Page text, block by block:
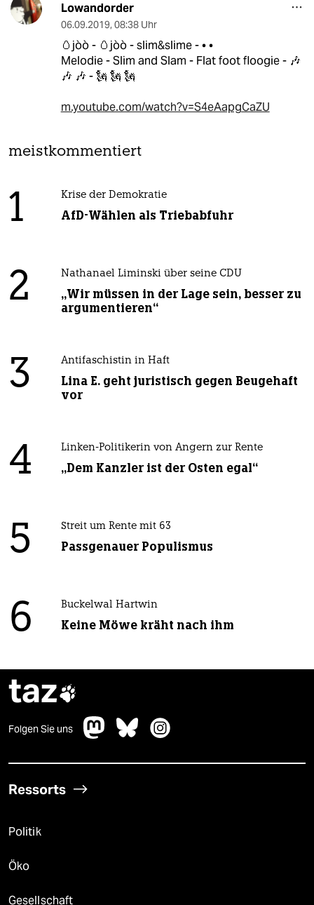
Lowandorder
06.09.2019, 08:38 Uhr
🥚jòò - 🥚jòò - slim&slime - • •
Melodie - Slim and Slam - Flat foot floogie - 🎶
🎶 🎶 - 🗽 🗽 🗽
m.youtube.com/watch?v=S4eAapgCaZU
meistkommentiert
1 Krise der Demokratie
AfD-Wählen als Triebabfuhr
2 Nathanael Liminski über seine CDU
„Wir müssen in der Lage sein, besser zu
argumentieren“
3 Antifaschistin in Haft
Lina E. geht juristisch gegen Beugehaft
vor
4 Linken-Politikerin von Angern zur Rente
„Dem Kanzler ist der Osten egal“
5 Streit um Rente mit 63
Passgenauer Populismus
6 Buckelwal Hartwin
Keine Möwe kräht nach ihm
taz
Folgen Sie uns
Ressorts
Politik
Öko
Gesellschaft